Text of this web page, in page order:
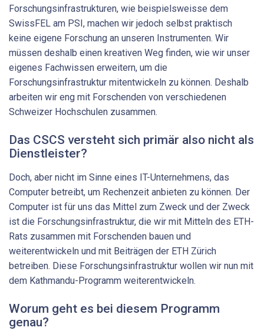
Forschungsinfrastrukturen, wie beispielsweisse dem
SwissFEL am PSI, machen wir jedoch selbst praktisch
keine eigene Forschung an unseren Instrumenten. Wir
müssen deshalb einen kreativen Weg finden, wie wir unser
eigenes Fachwissen erweitern, um die
Forschungsinfrastruktur mitentwickeln zu können. Deshalb
arbeiten wir eng mit Forschenden von verschiedenen
Schweizer Hochschulen zusammen.
Das CSCS versteht sich primär also nicht als
Dienstleister?
Doch, aber nicht im Sinne eines IT-​Unternehmens, das
Computer betreibt, um Rechenzeit anbieten zu können. Der
Computer ist für uns das Mittel zum Zweck und der Zweck
ist die Forschungsinfrastruktur, die wir mit Mitteln des ETH-
Rats zusammen mit Forschenden bauen und
weiterentwickeln und mit Beiträgen der ETH Zürich
betreiben. Diese Forschungsinfrastruktur wollen wir nun mit
dem Kathmandu-​Programm weiterentwickeln.
Worum geht es bei diesem Programm
genau?